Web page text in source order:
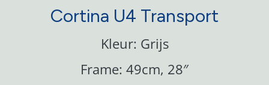
Cortina U4 Transport
Kleur: Grijs
Frame: 49cm, 28″